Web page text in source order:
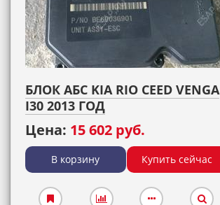
БЛОК АБС KIA RIO CEED VENGA
I30 2013 ГОД
Цена: 15 602 руб.
В корзину Купить сейчас